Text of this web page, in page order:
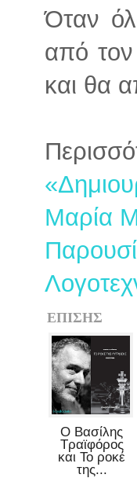
Όταν
από τον
και θα
Μαρία
ΕΠΙΣΗΣ
Ο Βασίλης
Τραϊφόρος
και Το ροκέ
της...